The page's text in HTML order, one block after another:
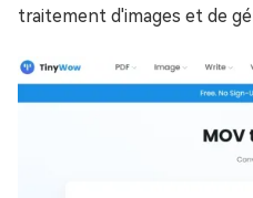
traitement d'images et de